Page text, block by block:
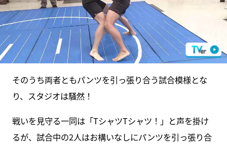
そのうち両者ともパンツを引っ張り合う試合模様とな
り、スタジオは騒然！
戦いを見守る一同は「TシャツTシャツ！」と声を掛け
るが、試合中の2人はお構いなしにパンツを引っ張り合